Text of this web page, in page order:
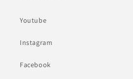
Youtube
Instagram
Facebook